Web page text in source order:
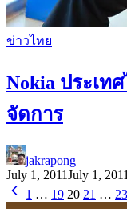
ข่าวไทย
Nokia ประเท
จัดการ
jakrapong
July 1, 2011July 1, 2011
1 … 19 20 21 … 23